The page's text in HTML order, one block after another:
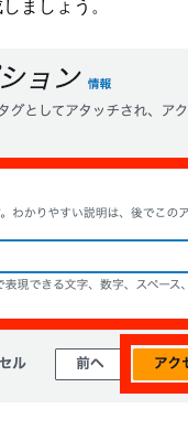
ましょう。